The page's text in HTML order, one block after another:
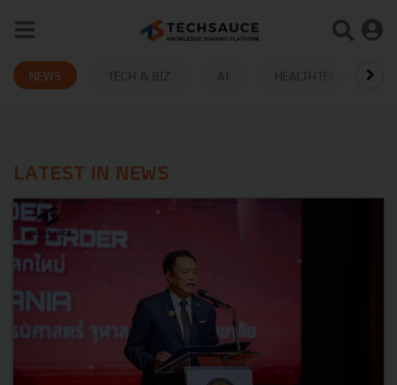
NEWS TECH & BIZ AI HEALTHTECH
LATEST IN NEWS